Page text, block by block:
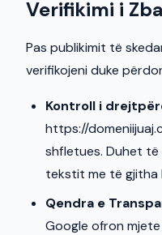
Verifikimi i
Pas publikimit të
verifikojeni duke
Kontroll i
https://
shfletues. Duhet
tekstit me të gjitha
Qendra e
Google ofron